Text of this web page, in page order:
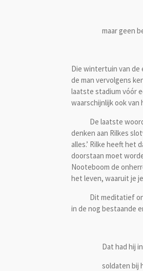
maar geen
Die wintertuin van de
de man vervolgens
laatste stadium vóór
waarschijnlijk ook van
De laatste woorden
denken aan Rilkes
alles.’ Rilke heeft het
doorstaan moet
Nooteboom de
het leven, waaruit je
Dit meditatief
in de nog bestaande
Dat had hij
soldaten bij